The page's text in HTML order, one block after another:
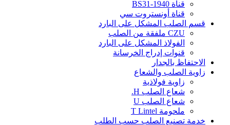
قناة BS31-1940
قناة أونستروت سي
قسم الصلب المشكل على البارد
CZU ملفقة من الصلب
الفولاذ المشكل على البارد
قنوات إدراج الخرسانة
الاحتفاظ بالجدار
زاوية الصلب والشعاع
زاوية فولاذية
شعاع الصلب H.
شعاع الصلب U
ملحومة T Lintel
خدمة تصنيع الصلب حسب الطلب